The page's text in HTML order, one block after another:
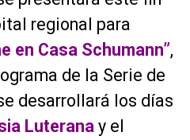
regional para
en Casa Schumann”,
de la Serie de
desarrollará los días
Luterana y el